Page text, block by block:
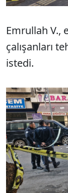
Emrullah V.,
çalışanları
istedi.